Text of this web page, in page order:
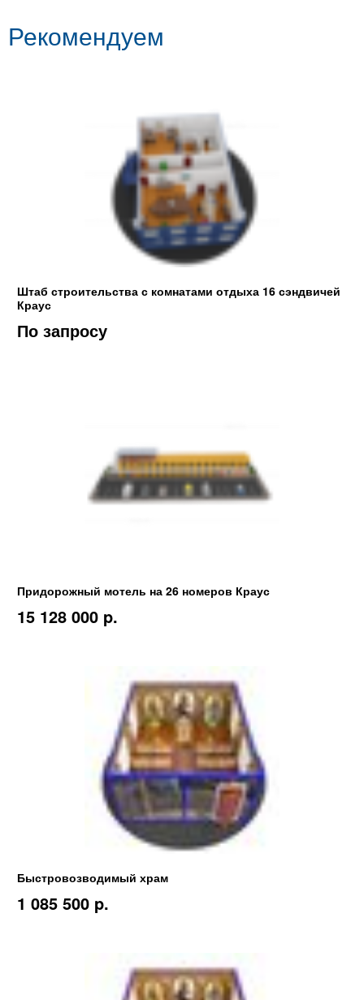
Рекомендуем
Штаб строительства с комнатами отдыха 16 сэндвичей
Краус
По запросу
Придорожный мотель на 26 номеров Краус
15 128 000 p.
Быстровозводимый храм
1 085 500 p.